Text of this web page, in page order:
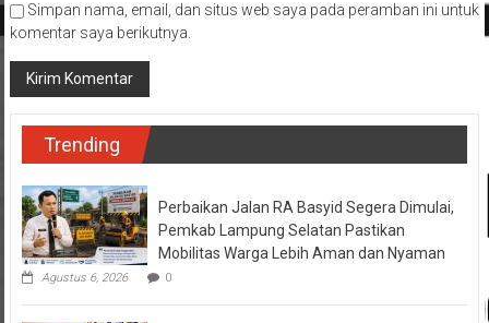
Simpan nama, email, dan situs web saya pada peramban ini untuk
komentar saya berikutnya.
Trending
Perbaikan Jalan RA Basyid Segera Dimulai,
Pemkab Lampung Selatan Pastikan
Mobilitas Warga Lebih Aman dan Nyaman
Agustus 6, 2026 0